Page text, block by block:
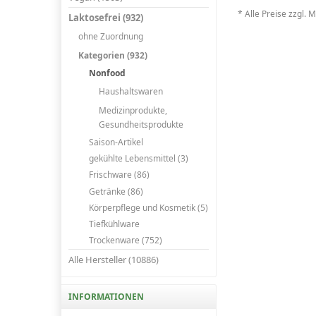
Laktosefrei (932)
ohne Zuordnung
Kategorien (932)
Nonfood
Haushaltswaren
Medizinprodukte,
Gesundheitsprodukte
Saison-Artikel
gekühlte Lebensmittel (3)
Frischware (86)
Getränke (86)
Körperpflege und Kosmetik (5)
Tiefkühlware
Trockenware (752)
Alle Hersteller (10886)
INFORMATIONEN
* Alle Preise zzgl.